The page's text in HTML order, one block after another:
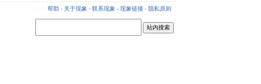
帮助 · 关于现象 · 联系现象 · 现象链接 · 隐私原则